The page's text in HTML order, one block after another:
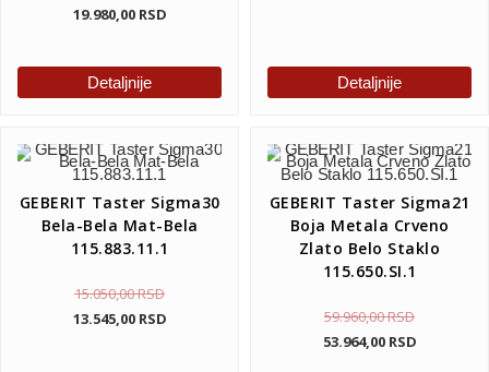
19.980,00 RSD
Detaljnije Detaljnije
GEBERIT Taster Sigma30
Bela-Bela Mat-Bela
115.883.11.1
15.050,00RSD
13.545,00 RSD
GEBERIT Taster Sigma21
Boja Metala Crveno
Zlato Belo Staklo
115.650.SI.1
59.960,00RSD
53.964,00 RSD